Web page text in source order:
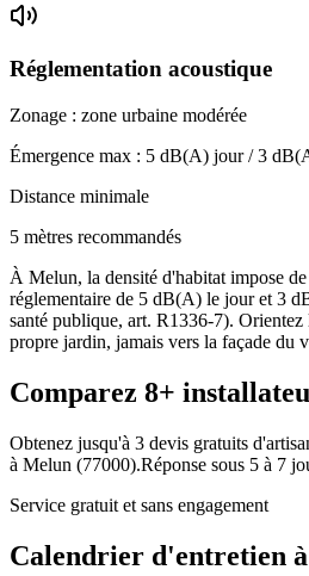
Réglementation acoustique
Zonage : zone urbaine modérée
Émergence max : 5 dB(A) jour /3
Distance minimale
5 mètres recommandés
À Melun, la densité d'habitat impose
réglementaire de 5 dB(A) le jour et 3
santé publique, art. R1336-7).
propre jardin, jamais vers la façade du
Comparez 8+
Obtenez jusqu'à 3 devis gratuits
à Melun (77000).Réponse sous 5 à 7
Service gratuit et sans engagement
Calendrier d'entretien à